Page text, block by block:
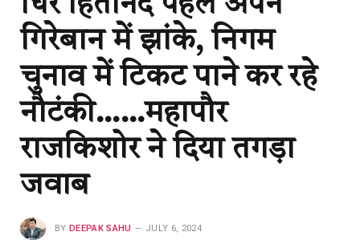
गिरेबान में झांके, निगम
चुनाव में टिकट पाने कर रहे
नौटंकी……महापौर
राजकिशोर ने दिया तगड़ा
जवाब
BY DEEPAK SAHU JULY 6, 2024